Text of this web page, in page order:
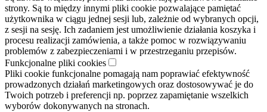
strony. Są to między innymi pliki cookie pozwalające pamiętać
użytkownika w ciągu jednej sesji lub, zależnie od wybranych opcji,
z sesji na sesję. Ich zadaniem jest umożliwienie działania koszyka i
procesu realizacji zamówienia, a także pomoc w rozwiązywaniu
problemów z zabezpieczeniami i w przestrzeganiu przepisów.
Funkcjonalne pliki cookies
Pliki cookie funkcjonalne pomagają nam poprawiać efektywność
prowadzonych działań marketingowych oraz dostosowywać je do
Twoich potrzeb i preferencji np. poprzez zapamiętanie wszelkich
wyborów dokonywanych na stronach.